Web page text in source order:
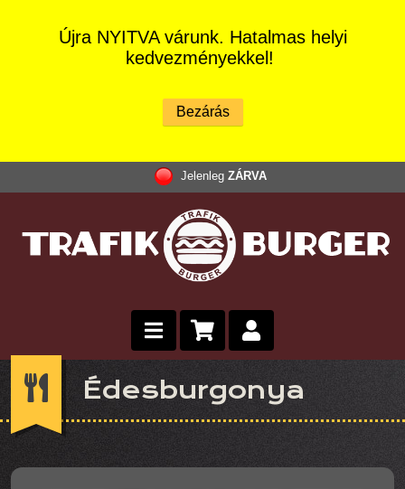
Újra NYITVA várunk. Hatalmas helyi
kedvezményekkel!
Jelenleg ZÁRVA
Édesburgonya